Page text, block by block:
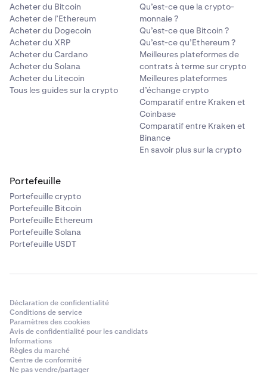
Acheter du Bitcoin
Acheter de l’Ethereum
Acheter du Dogecoin
Acheter du XRP
Acheter du Cardano
Acheter du Solana
Acheter du Litecoin
Tous les guides sur la crypto
Qu’est-ce que la crypto-
monnaie ?
Qu’est-ce que Bitcoin ?
Qu’est-ce qu’Ethereum ?
Meilleures plateformes de
contrats à terme sur crypto
Meilleures plateformes
d’échange crypto
Comparatif entre Kraken et
Coinbase
Comparatif entre Kraken et
Binance
En savoir plus sur la crypto
Portefeuille
Portefeuille crypto
Portefeuille Bitcoin
Portefeuille Ethereum
Portefeuille Solana
Portefeuille USDT
Déclaration de confidentialité
Conditions de service
Paramètres des cookies
Avis de confidentialité pour les candidats
Informations
Règles du marché
Centre de conformité
Ne pas vendre/partager